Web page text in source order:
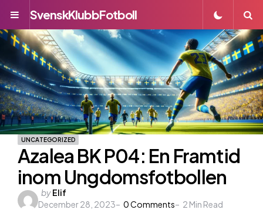
Menu
SvenskKlubbFotboll
UNCATEGORIZED
Azalea BK P04: En Framtid
inom Ungdomsfotbollen
Posted
by
byElif
December 28, 2023
0Comments 2 Min Read